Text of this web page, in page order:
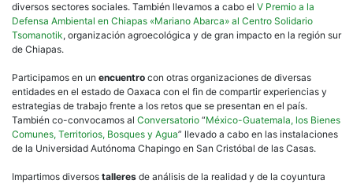
diversos sectores sociales. También llevamos a cabo el V Premio a la
Defensa Ambiental en Chiapas «Mariano Abarca» al Centro Solidario
Tsomanotik, organización agroecológica y de gran impacto en la región sur
de Chiapas.
Participamos en un encuentro con otras organizaciones de diversas
entidades en el estado de Oaxaca con el fin de compartir experiencias y
estrategias de trabajo frente a los retos que se presentan en el país.
También co-convocamos al Conversatorio “México-Guatemala, los Bienes
Comunes, Territorios, Bosques y Agua” llevado a cabo en las instalaciones
de la Universidad Autónoma Chapingo en San Cristóbal de las Casas.
Impartimos diversos talleres de análisis de la realidad y de la coyuntura